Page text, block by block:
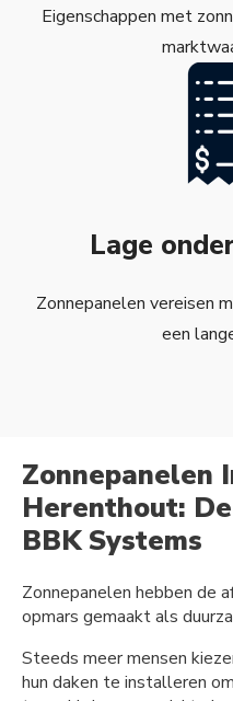
Eigenschappen met
Lage
Zonnepanelen vereisen
een
Zonnepanelen
Herenthout:
BBK Systems
Zonnepanelen hebben de
opmars gemaakt als
Steeds meer mensen
hun daken te installeren